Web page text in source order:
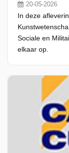
20-05-2026
In deze
Sociale en
elkaar op.